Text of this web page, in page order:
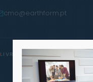
cmo@earthform.pt
LIVRO DE RECLAMAÇÕES